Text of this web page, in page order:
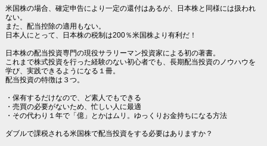
米国株の場合、確定申告により一定の還付はあるが、日本株と同様には扱われ
ない。
また、配当控除の適用もない。
日本人にとって、日本株の税制は200％米国株より有利だ！
日本株の配当投資専門の現役サラリーマン投資家による初の著書。
これまで株式投資を行った経験のない初心者でも、長期配当投資のノウハウを
学び、実践できるようになる１冊。
配当投資の特徴は３つ。
・保有するだけなので、ど素人でもできる
・売買の必要がないため、忙しい人に最適
・その代わり１年で「億」とかはムリ。ゆっくりお金持ちになる方法
ダブルで課税される米国株で配当投資をする必要はありますか？